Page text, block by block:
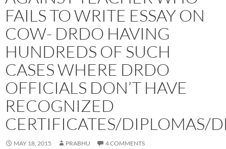
FAILS TO WRITE ESSAY ON
COW- DRDO HAVING
HUNDREDS OF SUCH
CASES WHERE DRDO
OFFICIALS DON’T HAVE
RECOGNIZED
CERTIFICATES/DIPLOMAS/
MAY 18, 2015 PRABHU 4 COMMENTS